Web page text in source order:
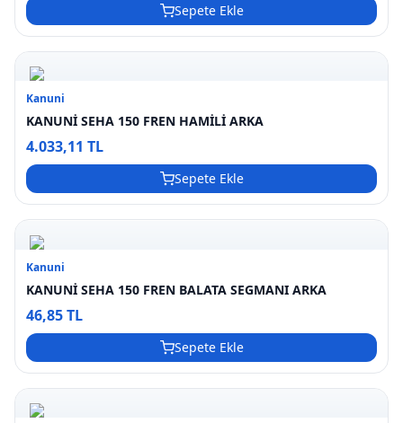
Sepete Ekle
Kanuni
KANUNİ SEHA 150 FREN HAMİLİ ARKA
4.033,11 TL
Sepete Ekle
Kanuni
KANUNİ SEHA 150 FREN BALATA SEGMANI ARKA
46,85 TL
Sepete Ekle